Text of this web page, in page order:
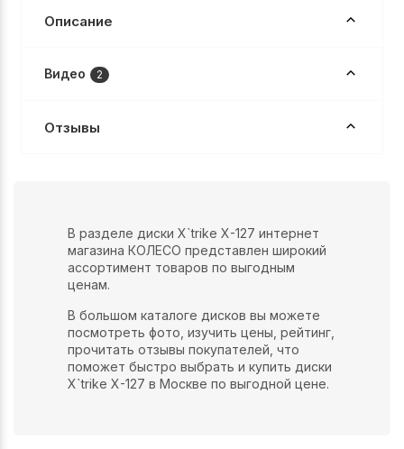
Описание
Видео 2
Отзывы
В разделе диски X`trike X-127 интернет
магазина КОЛЕСО представлен широкий
ассортимент товаров по выгодным
ценам.
В большом каталоге дисков вы можете
посмотреть фото, изучить цены, рейтинг,
прочитать отзывы покупателей, что
поможет быстро выбрать и купить диски
X`trike X-127 в Москве по выгодной цене.